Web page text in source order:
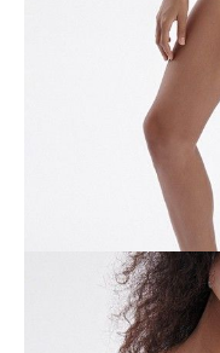
poliamid 82%, elastan 18%
Podmiot odpowiedzialny
EuroTrade Tex Sp z o.o.
91-341, Łódź, Polska
Ten produkt nie ma pytań
Nowe pytanie